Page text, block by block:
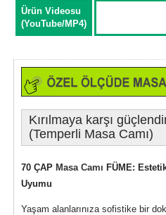
Ürün Videosu
(YouTube/MP4)
Kırılmaya karşı
(Temperli Masa Camı)
70 ÇAP Masa Camı FÜME:
Uyumu
Yaşam alanlarınıza sofistike bir